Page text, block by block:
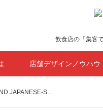
飲食店の「集客
店舗デザインノウハウ
JAPANESE-S…